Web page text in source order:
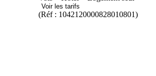
Voir les tarifs
(Réf : 1042120000828010801)